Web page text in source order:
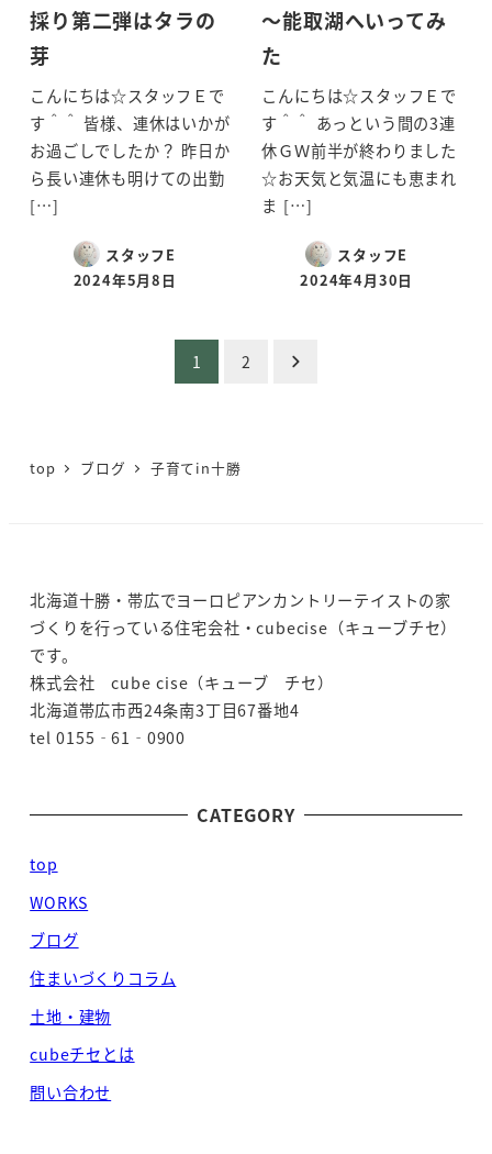
採り第二弾はタラの
芽
こんにちは☆スタッフＥで
す＾＾ 皆様、連休はいかが
お過ごしでしたか？ 昨日か
ら長い連休も明けての出勤
[…]
スタッフE
投稿日
2024年5月8日
～能取湖へいってみ
た
こんにちは☆スタッフＥで
す＾＾ あっという間の3連
休ＧＷ前半が終わりました
☆お天気と気温にも恵まれ
ま […]
スタッフE
投稿日
2024年4月30日
ジ
送
り
1 2
top ブログ 子育てin十勝
北海道十勝・帯広でヨーロピアンカントリーテイストの家
づくりを行っている住宅会社・cubecise（キューブチセ）
です。
株式会社 cube cise（キューブ チセ）
北海道帯広市西24条南3丁目67番地4
tel 0155‐61‐0900
CATEGORY
top
WORKS
ブログ
住まいづくりコラム
土地・建物
cubeチセとは
問い合わせ